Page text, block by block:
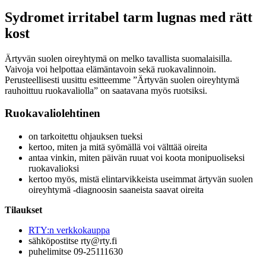
Sydromet irritabel tarm lugnas med rätt
kost
Ärtyvän suolen oireyhtymä on melko tavallista suomalaisilla.
Vaivoja voi helpottaa elämäntavoin sekä ruokavalinnoin.
Perusteellisesti uusittu esitteemme ”Ärtyvän suolen oireyhtymä
rauhoittuu ruokavaliolla” on saatavana myös ruotsiksi.
Ruokavaliolehtinen
on tarkoitettu ohjauksen tueksi
kertoo, miten ja mitä syömällä voi välttää oireita
antaa vinkin, miten päivän ruuat voi koota monipuoliseksi
ruokavalioksi
kertoo myös, mistä elintarvikkeista useimmat ärtyvän suolen
oireyhtymä -diagnoosin saaneista saavat oireita
Tilaukset
RTY:n verkkokauppa
sähköpostitse rty@rty.fi
puhelimitse 09-25111630